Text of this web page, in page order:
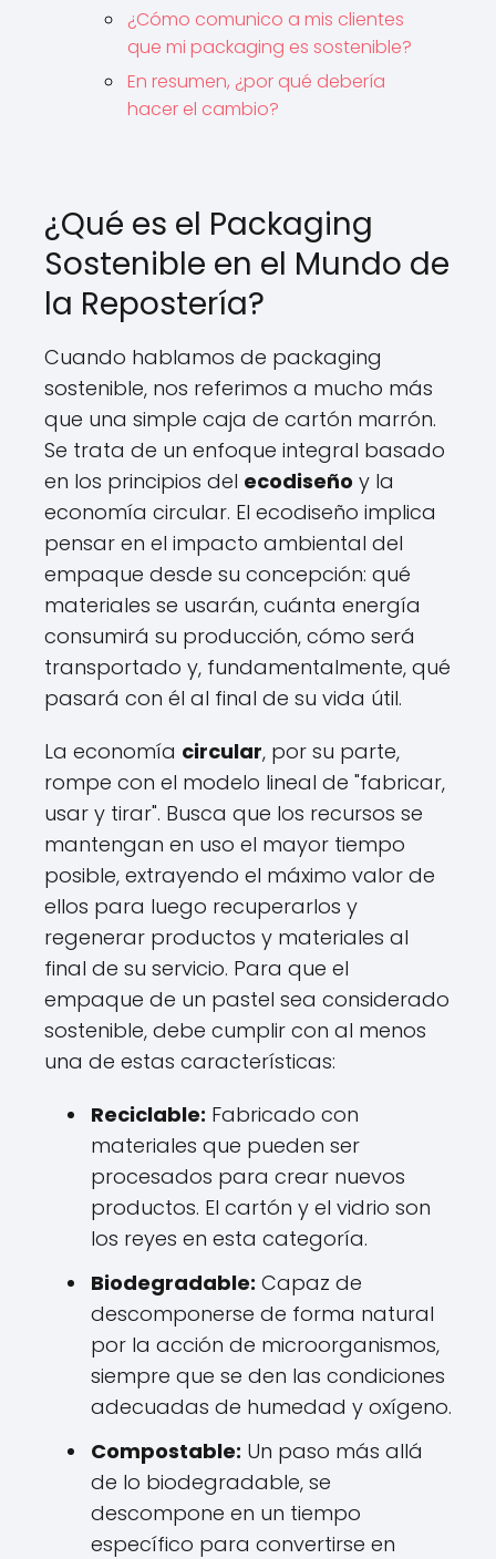
¿Cómo comunico a mis clientes
que mi packaging es sostenible?
En resumen, ¿por qué debería
hacer el cambio?
¿Qué es el Packaging
Sostenible en el Mundo de
la Repostería?
Cuando hablamos de packaging
sostenible, nos referimos a mucho más
que una simple caja de cartón marrón.
Se trata de un enfoque integral basado
en los principios del ecodiseño y la
economía circular. El ecodiseño implica
pensar en el impacto ambiental del
empaque desde su concepción: qué
materiales se usarán, cuánta energía
consumirá su producción, cómo será
transportado y, fundamentalmente, qué
pasará con él al final de su vida útil.
La economía circular, por su parte,
rompe con el modelo lineal de "fabricar,
usar y tirar". Busca que los recursos se
mantengan en uso el mayor tiempo
posible, extrayendo el máximo valor de
ellos para luego recuperarlos y
regenerar productos y materiales al
final de su servicio. Para que el
empaque de un pastel sea considerado
sostenible, debe cumplir con al menos
una de estas características:
Reciclable: Fabricado con
materiales que pueden ser
procesados para crear nuevos
productos. El cartón y el vidrio son
los reyes en esta categoría.
Biodegradable: Capaz de
descomponerse de forma natural
por la acción de microorganismos,
siempre que se den las condiciones
adecuadas de humedad y oxígeno.
Compostable: Un paso más allá
de lo biodegradable, se
descompone en un tiempo
específico para convertirse en